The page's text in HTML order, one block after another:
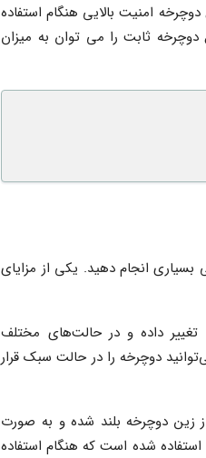
امنیت بالایی هنگام استفاده
ثابت را می توان به میزان
انجام دهید. یکی از مزایای
داده و در حالت‌های مختلف
دوچرخه را در حالت سبک قرار
زین دوچرخه بلند شده و به صورت
شده است که هنگام استفاده